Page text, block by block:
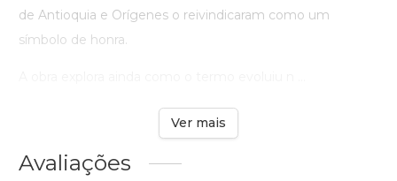
de Antioquia e Orígenes o reivindicaram como um
símbolo de honra.
Ver mais
Avaliações